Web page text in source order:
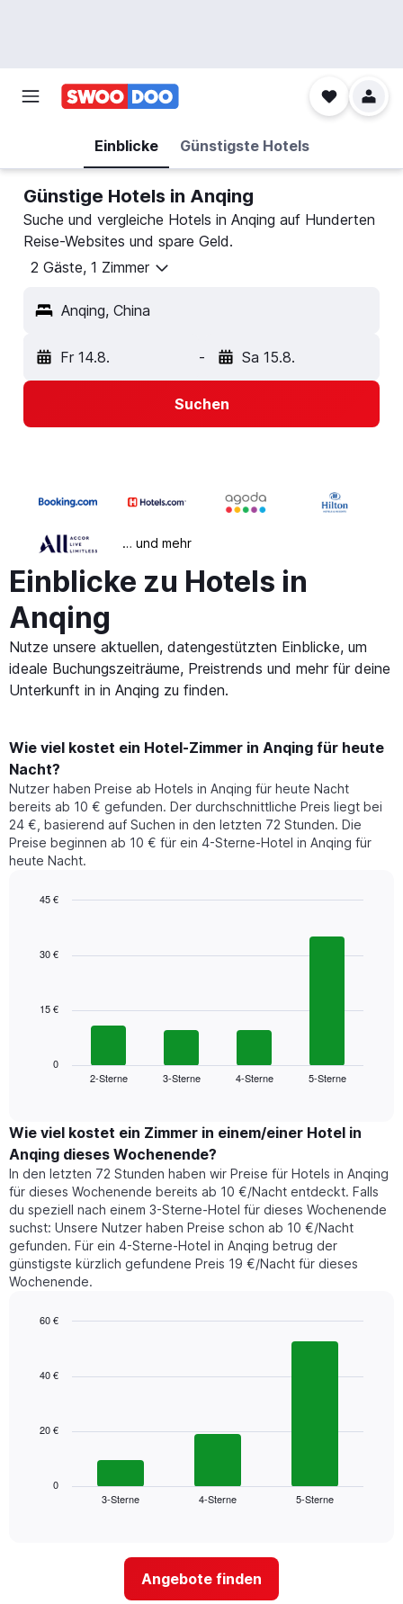
Einblicke Günstigste Hotels
Günstige Hotels in Anqing
Suche und vergleiche Hotels in Anqing auf Hunderten
Reise-Websites und spare Geld.
2 Gäste, 1 Zimmer
Anqing, China
Fr 14.8. - Sa 15.8.
Suchen
… und mehr
Einblicke zu Hotels in
Anqing
Nutze unsere aktuellen, datengestützten Einblicke, um
ideale Buchungszeiträume, Preistrends und mehr für deine
Unterkunft in in Anqing zu finden.
Wie viel kostet ein Hotel-Zimmer in Anqing für heute
Nacht?
Nutzer haben Preise ab Hotels in Anqing für heute Nacht
bereits ab 10 € gefunden. Der durchschnittliche Preis liegt bei
24 €, basierend auf Suchen in den letzten 72 Stunden. Die
Preise beginnen ab 10 € für ein 4-Sterne-Hotel in Anqing für
heute Nacht.
with
Das
zeigt
der
für
heute
Nacht
in
den
letzten
3
Tagen
gefunden
aggregiert
Das
X-
Hotelkategorien
2-Sterne 3-Sterne 4-Sterne 5-Sterne
0
15 €
30 €
45 €
Wie viel kostet ein Zimmer in einem/einer Hotel in
Anqing dieses Wochenende?
In den letzten 72 Stunden haben wir Preise für Hotels in Anqing
für dieses Wochenende bereits ab 10 €/Nacht entdeckt. Falls
du speziell nach einem 3-Sterne-Hotel für dieses Wochenende
suchst: Unsere Nutzer haben Preise schon ab 10 €/Nacht
gefunden. Für ein 4-Sterne-Hotel in Anqing betrug der
günstigste kürzlich gefundene Preis 19 €/Nacht für dieses
Wochenende.
with
Das
zeigt
3-Sterne 4-Sterne 5-Sterne
0
20 €
40 €
60 €
Angebote finden